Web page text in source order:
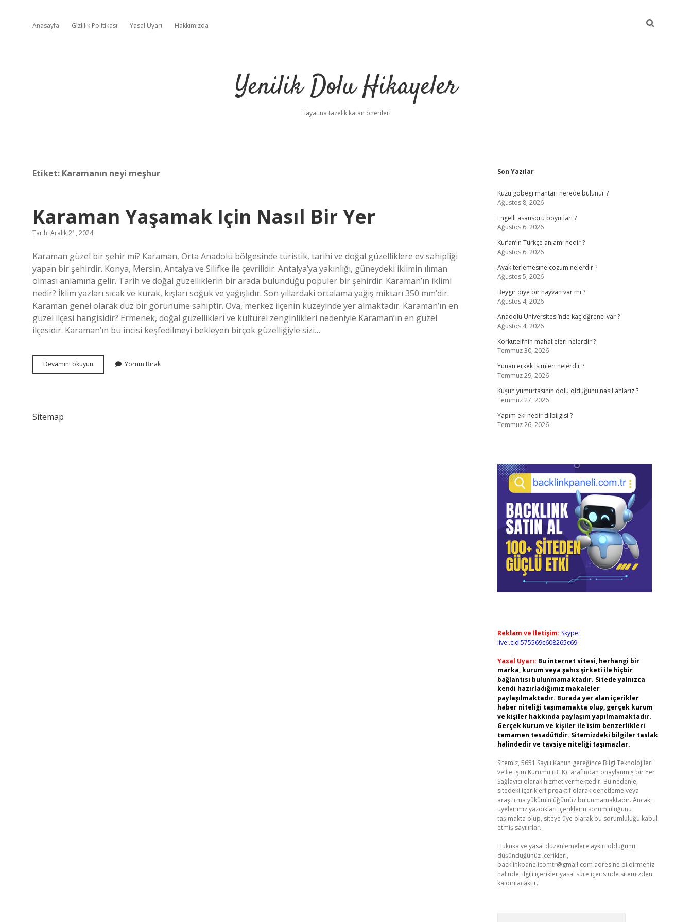
Anasayfa Gizlilik Politikası Yasal Uyarı Hakkımızda
Yenilik Dolu Hikayeler
Hayatına tazelik katan öneriler!
Etiket: Karamanın neyi meşhur
Karaman Yaşamak Için Nasıl Bir Yer
Tarih: Aralık 21, 2024
Karaman güzel bir şehir mi? Karaman, Orta Anadolu bölgesinde turistik, tarihi ve doğal güzelliklere ev sahipliği
yapan bir şehirdir. Konya, Mersin, Antalya ve Silifke ile çevrilidir. Antalya’ya yakınlığı, güneydeki iklimin ılıman
olması anlamına gelir. Tarih ve doğal güzelliklerin bir arada bulunduğu popüler bir şehirdir. Karaman’ın iklimi
nedir? İklim yazları sıcak ve kurak, kışları soğuk ve yağışlıdır. Son yıllardaki ortalama yağış miktarı 350 mm’dir.
Karaman genel olarak düz bir görünüme sahiptir. Ova, merkez ilçenin kuzeyinde yer almaktadır. Karaman’ın en
güzel ilçesi hangisidir? Ermenek, doğal güzellikleri ve kültürel zenginlikleri nedeniyle Karaman’ın en güzel
ilçesidir. Karaman’ın bu incisi keşfedilmeyi bekleyen birçok güzelliğiyle sizi…
Devamını okuyun Karaman
Yaşamak
Yorum Bırak
Sitemap
Sidebar
Son Yazılar
Kuzu göbegi mantarı nerede bulunur ?
Ağustos 8, 2026
Engelli asansörü boyutları ?
Ağustos 6, 2026
Kur’an’ın Türkçe anlamı nedir ?
Ağustos 6, 2026
Ayak terlemesine çözüm nelerdir ?
Ağustos 5, 2026
Beygir diye bir hayvan var mı ?
Ağustos 4, 2026
Anadolu Üniversitesi’nde kaç öğrenci var ?
Ağustos 4, 2026
Korkuteli’nin mahalleleri nelerdir ?
Temmuz 30, 2026
Yunan erkek isimleri nelerdir ?
Temmuz 29, 2026
Kuşun yumurtasının dolu olduğunu nasıl anlarız ?
Temmuz 27, 2026
Yapım eki nedir dilbilgisi ?
Temmuz 26, 2026
Reklam ve İletişim: Skype:
live:.cid.575569c608265c69
Yasal Uyarı: Bu internet sitesi, herhangi bir
marka, kurum veya şahıs şirketi ile hiçbir
bağlantısı bulunmamaktadır. Sitede yalnızca
kendi hazırladığımız makaleler
paylaşılmaktadır. Burada yer alan içerikler
haber niteliği taşımamakta olup, gerçek kurum
ve kişiler hakkında paylaşım yapılmamaktadır.
Gerçek kurum ve kişiler ile isim benzerlikleri
tamamen tesadüfidir. Sitemizdeki bilgiler taslak
halindedir ve tavsiye niteliği taşımazlar.
Sitemiz, 5651 Sayılı Kanun gereğince Bilgi Teknolojileri
ve İletişim Kurumu (BTK) tarafından onaylanmış bir Yer
Sağlayıcı olarak hizmet vermektedir. Bu nedenle,
sitedeki içerikleri proaktif olarak denetleme veya
araştırma yükümlülüğümüz bulunmamaktadır. Ancak,
üyelerimiz yazdıkları içeriklerin sorumluluğunu
taşımakta olup, siteye üye olarak bu sorumluluğu kabul
etmiş sayılırlar.
Hukuka ve yasal düzenlemelere aykırı olduğunu
düşündüğünüz içerikleri,
backlinkpanelicomtr@gmail.com adresine bildirmeniz
halinde, ilgili içerikler yasal süre içerisinde sitemizden
kaldırılacaktır.